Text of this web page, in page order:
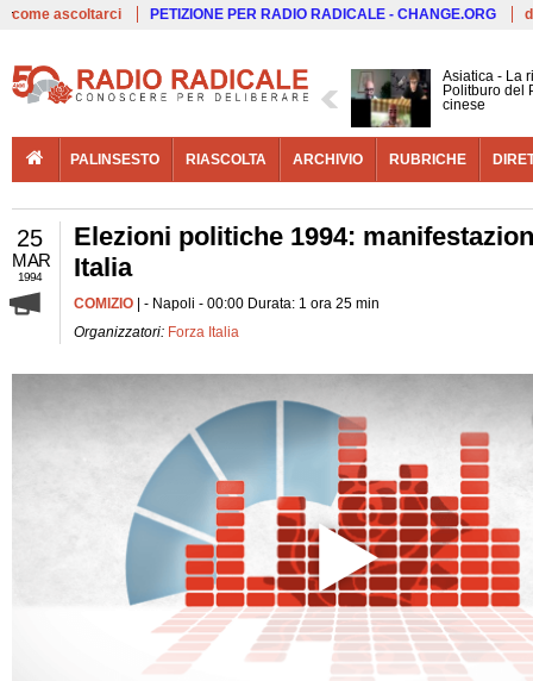
come ascoltarci PETIZIONE PER RADIO RADICALE - CHANGE.ORG
Asiatica - La
Politburo del
cinese
PALINSESTO RIASCOLTA ARCHIVIO RUBRICHE
25
MAR
1994
Elezioni politiche 1994:
Italia
COMIZIO | - Napoli - 00:00 Durata: 1 ora 25 min
Organizzatori: Forza Italia